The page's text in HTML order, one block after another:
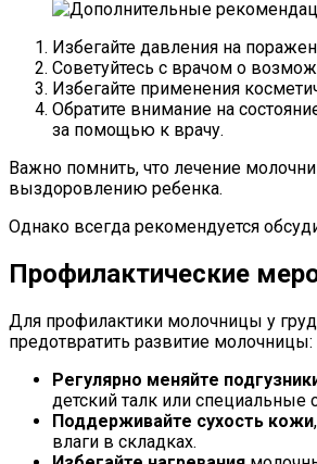
Избегайте давления на
Советуйтесь с врачом о
Избегайте применения
Обратите внимание на
за помощью к врачу.
Важно помнить, что лечение
выздоровлению ребенка.
Однако всегда рекомендуется
Профилактические
Для профилактики молочницы у
предотвратить развитие молочницы:
Регулярно меняйте
детский талк или специальные
Поддерживайте сухость кожи
влаги в складках.